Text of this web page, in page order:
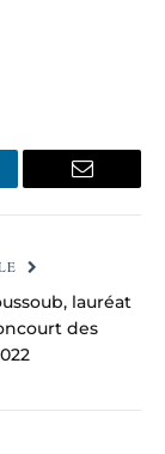
Email
lauréat
des